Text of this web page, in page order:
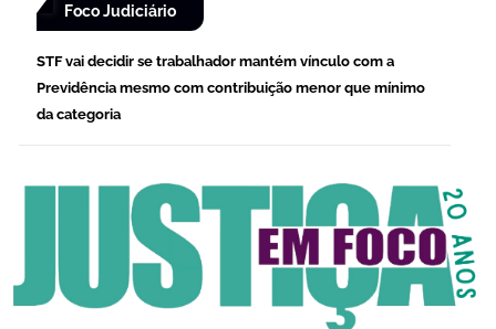
Foco Judiciário
STF vai decidir se trabalhador mantém vínculo com a
Previdência mesmo com contribuição menor que mínimo
da categoria